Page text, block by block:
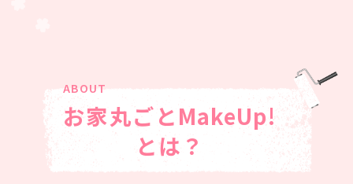
お家丸ごとMakeUp!
とは？